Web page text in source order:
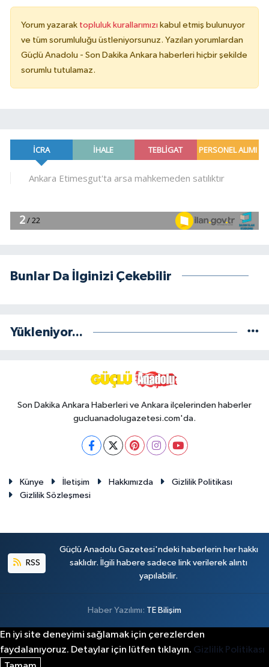
Yorum yazarak topluluk kurallarımızı kabul etmiş bulunuyor
ve tüm sorumluluğu üstleniyorsunuz. Yazılan yorumlardan
Güçlü Anadolu - Son Dakika Ankara haberleri hiçbir şekilde
sorumlu tutulamaz.
Bunlar Da İlginizi Çekebilir
Yükleniyor...
Son Dakika Ankara Haberleri ve Ankara ilçelerinden haberler
gucluanadolugazetesi.com'da.
Künye İletişim Hakkımızda
Gizlilik Politikası
Gizlilik Sözleşmesi
RSS
Güçlü Anadolu Gazetesi'ndeki haberlerin her hakkı
saklıdır. İlgili habere sadece link verilerek alıntı
yapılabilir.
Haber Yazılımı: TE Bilişim
En iyi site deneyimi sağlamak için çerezlerden
faydalanıyoruz. Detaylar için lütfen tıklayın. Gizlilik Politikası